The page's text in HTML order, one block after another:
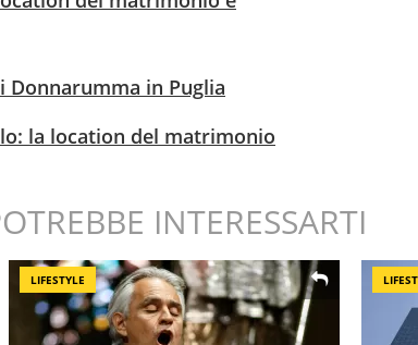
in Puglia
la location del matrimonio
INTERESSARTI
LIFESTYLE